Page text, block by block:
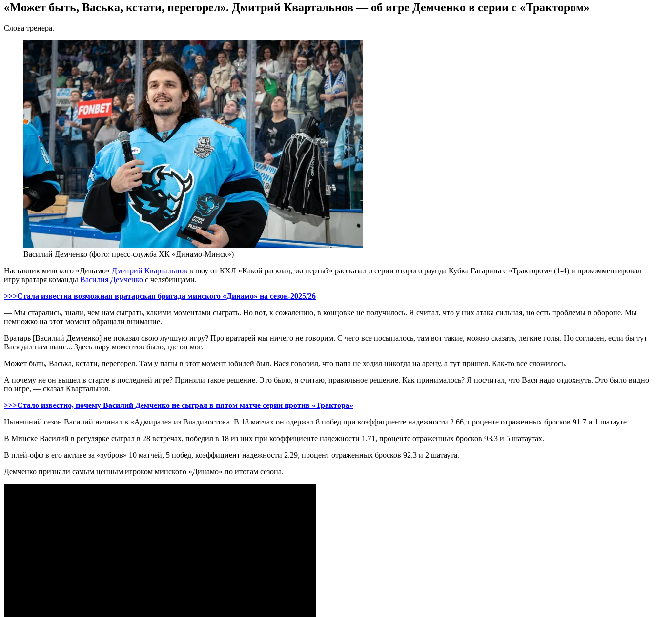
«Может быть, Васька, кстати, перегорел». Дмитрий Квартальнов — об игре Демченко в серии с «Трактором»
Слова тренера.
Василий Демченко (фото: пресс-служба ХК «Динамо-Минск»)
Наставник минского «Динамо» Дмитрий Квартальнов в шоу от КХЛ «Какой расклад, эксперты?» рассказал о серии второго раунда Кубка Гагарина с «Трактором» (1-4) и прокомментировал
игру вратаря команды Василия Демченко с челябинцами.
>>>Стала известна возможная вратарская бригада минского «Динамо» на сезон-2025/26
— Мы старались, знали, чем нам сыграть, какими моментами сыграть. Но вот, к сожалению, в концовке не получилось. Я считал, что у них атака сильная, но есть проблемы в обороне. Мы
немножко на этот момент обращали внимание.
Вратарь [Василий Демченко] не показал свою лучшую игру? Про вратарей мы ничего не говорим. С чего все посыпалось, там вот такие, можно сказать, легкие голы. Но согласен, если бы тут
Вася дал нам шанс... Здесь пару моментов было, где он мог.
Может быть, Васька, кстати, перегорел. Там у папы в этот момент юбилей был. Вася говорил, что папа не ходил никогда на арену, а тут пришел. Как-то все сложилось.
А почему не он вышел в старте в последней игре? Приняли такое решение. Это было, я считаю, правильное решение. Как принималось? Я посчитал, что Вася надо отдохнуть. Это было видно
по игре, — сказал Квартальнов.
>>>Стало известно, почему Василий Демченко не сыграл в пятом матче серии против «Трактора»
Нынешний сезон Василий начинал в «Адмирале» из Владивостока. В 18 матчах он одержал 8 побед при коэффициенте надежности 2.66, проценте отраженных бросков 91.7 и 1 шатауте.
В Минске Василий в регулярке сыграл в 28 встречах, победил в 18 из них при коэффициенте надежности 1.71, проценте отраженных бросков 93.3 и 5 шатаутах.
В плей-офф в его активе за «зубров» 10 матчей, 5 побед, коэффициент надежности 2.29, процент отраженных бросков 92.3 и 2 шатаута.
Демченко признали самым ценным игроком минского «Динамо» по итогам сезона.